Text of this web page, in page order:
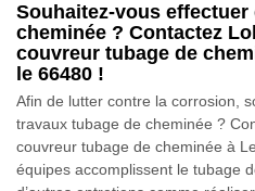
Souhaitez-vous
cheminée ? Contactez
couvreur tubage de
le 66480 !
Afin de lutter contre la corrosion,
travaux tubage de cheminée ?
couvreur tubage de cheminée à
équipes accomplissent le tubage